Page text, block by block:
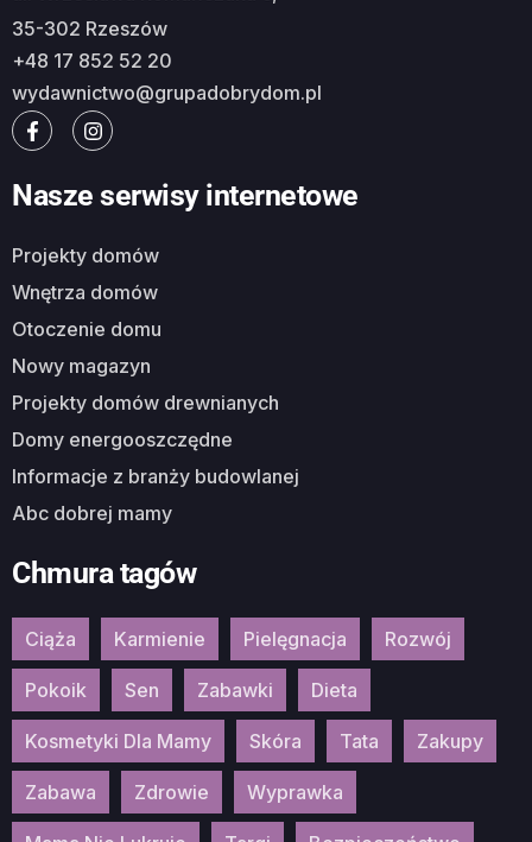
35-302 Rzeszów
+48 17 852 52 20
wydawnictwo@grupadobrydom.pl
Nasze serwisy internetowe
Projekty domów
Wnętrza domów
Otoczenie domu
Nowy magazyn
Projekty domów drewnianych
Domy energooszczędne
Informacje z branży budowlanej
Abc dobrej mamy
Chmura tagów
Ciąża Karmienie Pielęgnacja Rozwój
Pokoik Sen Zabawki Dieta
Kosmetyki Dla Mamy Skóra Tata Zakupy
Zabawa Zdrowie Wyprawka